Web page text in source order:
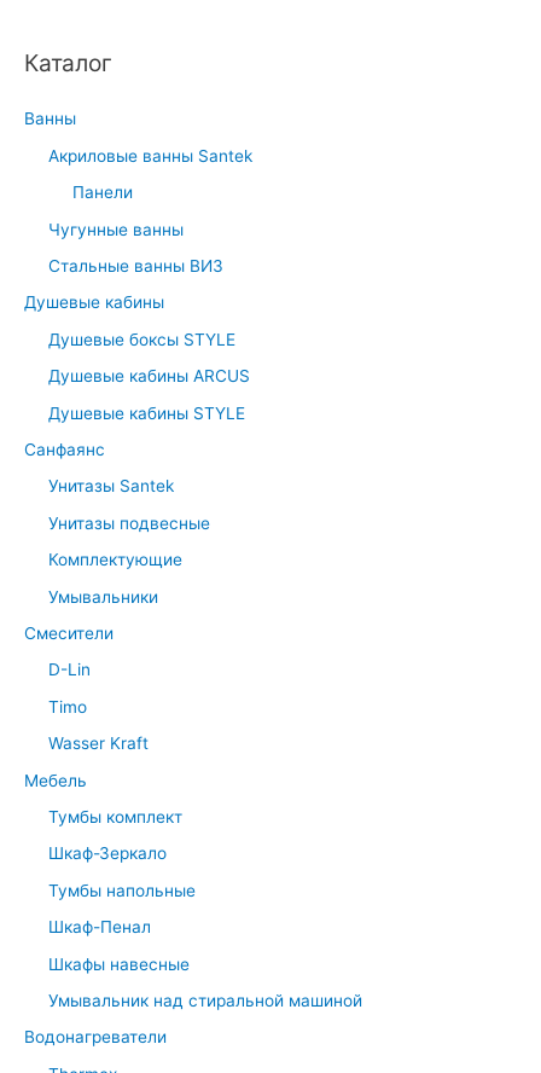
Каталог
Ванны
Акриловые ванны Santek
Панели
Чугунные ванны
Стальные ванны ВИЗ
Душевые кабины
Душевые боксы STYLE
Душевые кабины ARCUS
Душевые кабины STYLE
Санфаянс
Унитазы Santek
Унитазы подвесные
Комплектующие
Умывальники
Смесители
D-Lin
Timo
Wasser Kraft
Мебель
Тумбы комплект
Шкаф-Зеркало
Тумбы напольные
Шкаф-Пенал
Шкафы навесные
Умывальник над стиральной машиной
Водонагреватели